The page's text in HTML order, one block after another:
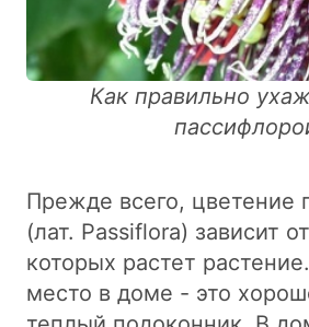
Как правильно
Прежде всего, цветение
(лат. Passiflora) зависит
которых растет
место в доме - это